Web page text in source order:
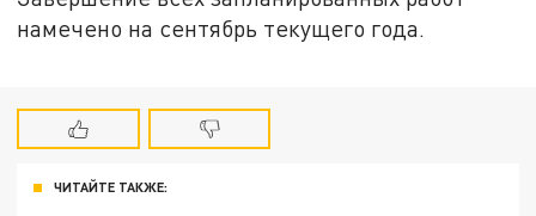
намечено на сентябрь текущего года.
ЧИТАЙТЕ ТАКЖЕ: